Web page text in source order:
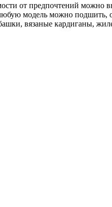
от предпочтений можно
модель можно подшить,
вязаные кардиганы,